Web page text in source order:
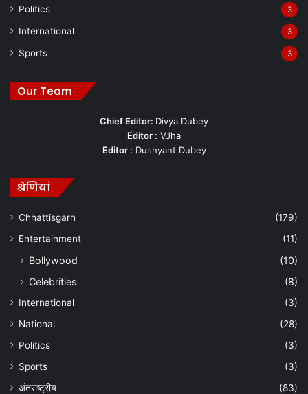
Politics 3
International 3
Sports 3
Our Team
Chief Editor: Divya Dubey
Editor : VJha
Editor : Dushyant Dubey
श्रेणियां
Chhattisgarh
(179)
Entertainment
(11)
Bollywood
(10)
Celebrities
(8)
International
(3)
National
(28)
Politics
(3)
Sports
(3)
अंतराष्ट्रीय
(83)